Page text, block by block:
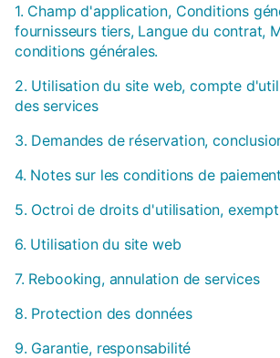
1. Champ d'application, Conditions
fournisseurs tiers, Langue du contrat,
conditions générales.
2. Utilisation du site web, compte
des services
3. Demandes de réservation,
4. Notes sur les conditions de paiement
5. Octroi de droits d'utilisation,
6. Utilisation du site web
7. Rebooking, annulation de services
8. Protection des données
9. Garantie, responsabilité